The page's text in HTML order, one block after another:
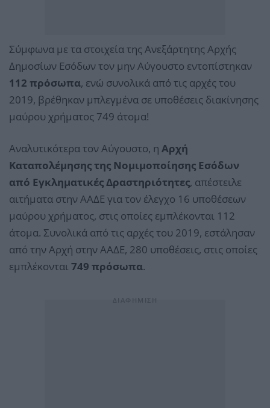
Σύμφωνα με τα στοιχεία της Ανεξάρτητης Αρχής
Δημοσίων Εσόδων τον μην Αύγουστο εντοπίστηκαν
112 πρόσωπα, ενώ συνολικά από τις αρχές του
2019, βρέθηκαν μπλεγμένα σε υποθέσεις διακίνησης
μαύρου χρήματος 749 άτομα!
Αναλυτικότερα τον Αύγουστο, η Αρχή
Καταπολέμησης της Νομιμοποίησης Εσόδων
από Εγκληματικές Δραστηριότητες, απέστειλε
αιτήματα στην ΑΑΔΕ για τον έλεγχο 16 υποθέσεων
μαύρου χρήματος, στις οποίες εμπλέκονται 112
άτομα. Συνολικά από τις αρχές του 2019, εστάλησαν
από την Αρχή στην ΑΑΔΕ, 280 υποθέσεις, στις οποίες
εμπλέκονται 749 πρόσωπα.